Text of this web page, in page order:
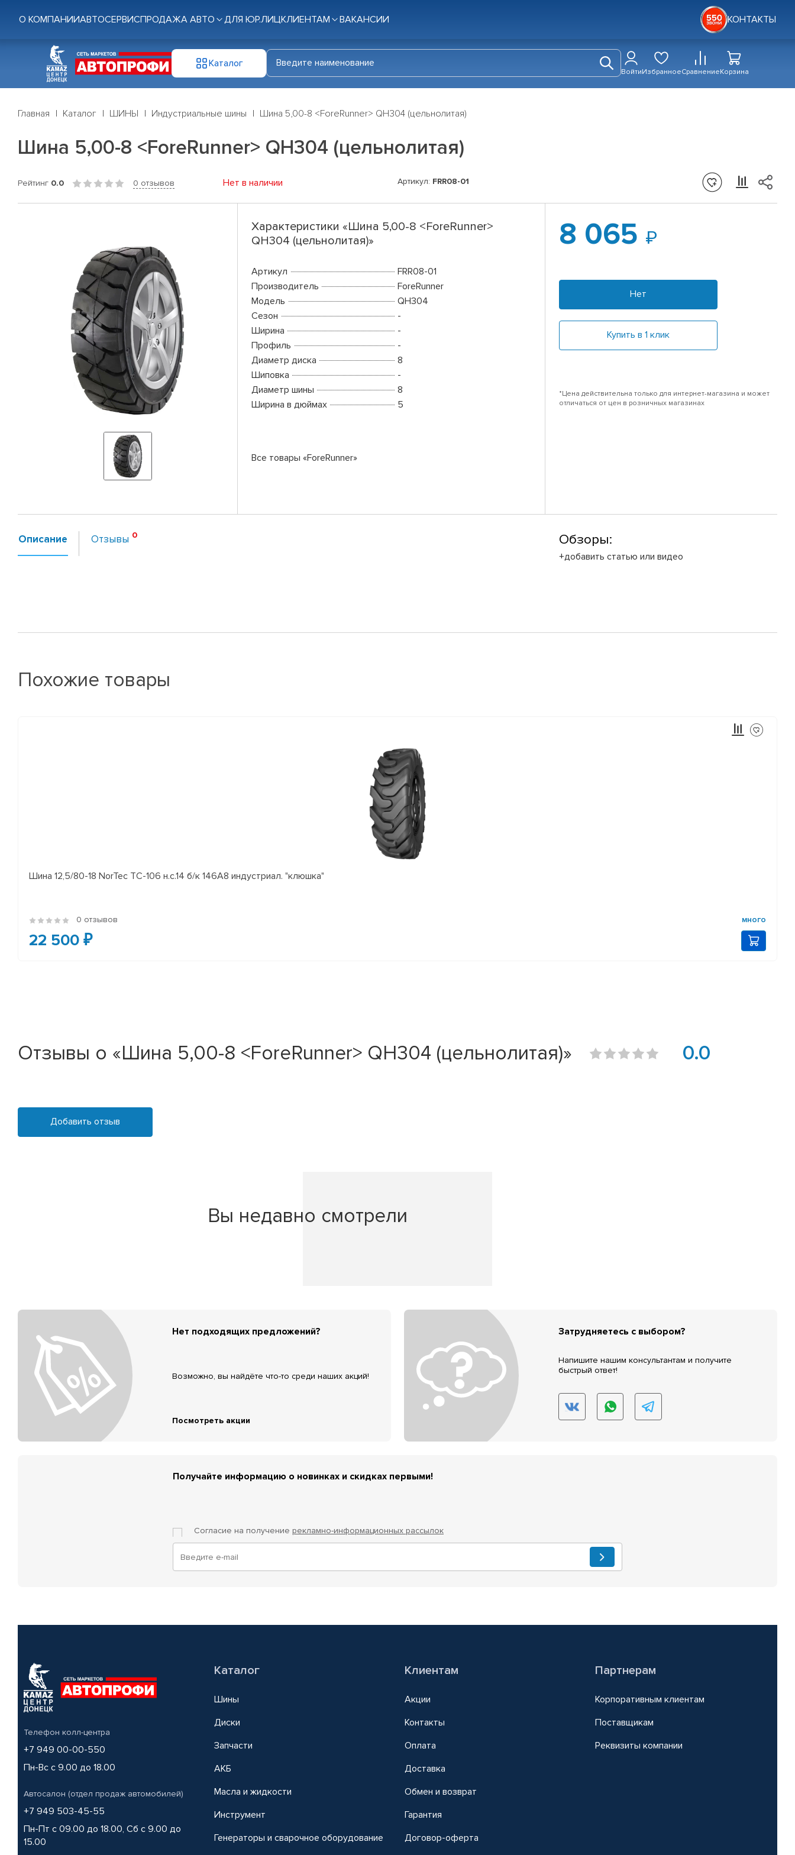
О КОМПАНИИАВТОСЕРВИСПРОДАЖА АВТО ДЛЯ ЮР.ЛИЦКЛИЕНТАМ ВАКАНСИИ КОНТАКТЫ
Каталог
ВойтиИзбранноеСравнениеКорзина
Главная Каталог ШИНЫ Индустриальные шины Шина 5,00-8 <ForeRunner> QH304 (цельнолитая)
Шина 5,00-8 <ForeRunner> QH304 (цельнолитая)
Рейтинг 0.0 0 отзывов Нет в наличии Артикул: FRR08-01
Характеристики «Шина 5,00-8 <ForeRunner>
QH304 (цельнолитая)»
Артикул
FRR08-01
Производитель
ForeRunner
Модель
QH304
Сезон
-
Ширина
-
Профиль
-
Диаметр диска
8
Шиповка
-
Диаметр шины
8
Ширина в дюймах
5
Все товары «ForeRunner»
8 065
Нет
Купить в 1 клик
*Цена действительна только для интернет-магазина и может
отличаться от цен в розничных магазинах
Описание Отзывы Обзоры:
+добавить статью или видео
Похожие товары
Шина 12,5/80-18 NorTec TC-106 н.с.14 б/к 146A8 индустриал. "клюшка"
0 отзывов много
22 500 ₽
Отзывы о «Шина 5,00-8 <ForeRunner> QH304 (цельнолитая)» 0.0
Добавить отзыв
Вы недавно смотрели
Нет подходящих предложений?
Возможно, вы найдёте что-то среди наших акций!
Посмотреть акции
Затрудняетесь с выбором?
Напишите нашим консультантам и получите
быстрый ответ!
Получайте информацию о новинках и скидках первыми!
Согласие на получение рекламно-информационных рассылок
Телефон колл-центра
+7 949 00-00-550
Пн-Вс с 9.00 до 18.00
Автосалон (отдел продаж автомобилей)
+7 949 503-45-55
Пн-Пт с 09.00 до 18.00, Сб с 9.00 до
15.00
Каталог
Шины
Диски
Запчасти
АКБ
Масла и жидкости
Инструмент
Генераторы и сварочное оборудование
Клиентам
Акции
Контакты
Оплата
Доставка
Обмен и возврат
Гарантия
Договор-оферта
Партнерам
Корпоративным клиентам
Поставщикам
Реквизиты компании